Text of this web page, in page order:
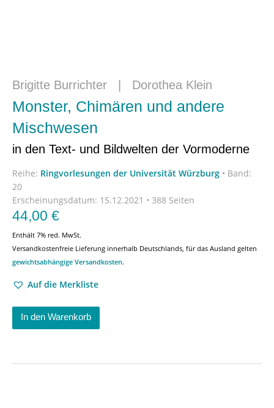
Brigitte Burrichter Dorothea Klein
Monster, Chimären und andere
Mischwesen
in den Text- und Bildwelten der Vormoderne
Reihe: Ringvorlesungen der Universität Würzburg • Band:
20
Erscheinungsdatum: 15.12.2021 • 388 Seiten
44,00 €
Enthält 7% red. MwSt.
Versandkostenfreie Lieferung innerhalb Deutschlands, für das Ausland gelten
gewichtsabhängige Versandkosten.
Auf die Merkliste
In den Warenkorb